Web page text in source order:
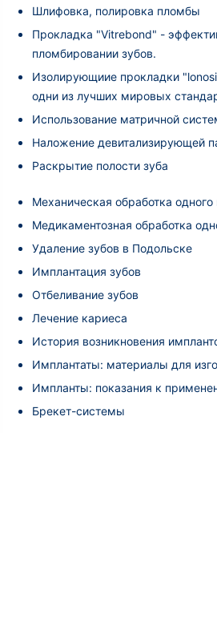
Шлифовка, полировка пломбы
Прокладка "Vitrebond" -
пломбировании зубов.
Изолирующиие прокладки
одни из лучших мировых
Использование матричной
Наложение девитализирующей
Раскрытие полости зуба
Механическая обработка одного
Медикаментозная обработка
Удаление зубов в Подольске
Имплантация зубов
Отбеливание зубов
Лечение кариеса
История возникновения
Имплантаты: материалы для
Импланты: показания к
Брекет-системы